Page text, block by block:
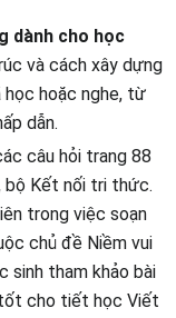
dành cho học
và cách xây dựng
học hoặc nghe, từ
dẫn.
câu hỏi trang 88
bộ Kết nối tri thức.
trong việc soạn
chủ đề Niềm vui
sinh tham khảo bài
cho tiết học Viết